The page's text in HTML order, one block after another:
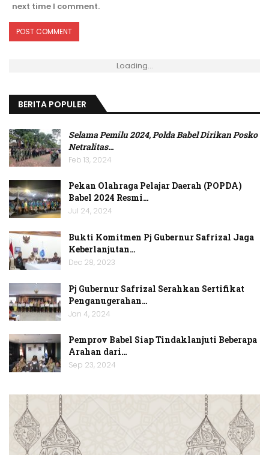
next time I comment.
Loading...
BERITA POPULER
Selama Pemilu 2024, Polda Babel Dirikan Posko
Netralitas…
Feb 13, 2024
Pekan Olahraga Pelajar Daerah (POPDA)
Babel 2024 Resmi…
Jul 24, 2024
Bukti Komitmen Pj Gubernur Safrizal Jaga
Keberlanjutan…
Dec 28, 2023
Pj Gubernur Safrizal Serahkan Sertifikat
Penganugerahan…
Jan 4, 2024
Pemprov Babel Siap Tindaklanjuti Beberapa
Arahan dari…
Sep 23, 2024